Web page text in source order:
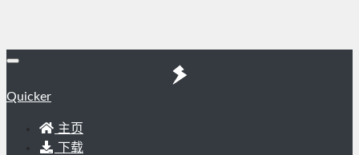
Quicker
主页
下载